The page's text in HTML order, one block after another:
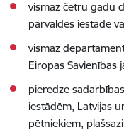
vismaz četru gadu
pārvaldes iestādē
vismaz
Eiropas Savienības
pieredze
iestādēm, Latvijas
pētniekiem,